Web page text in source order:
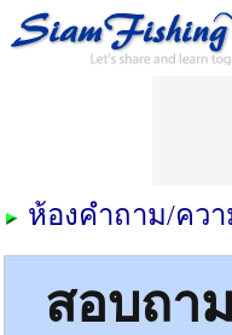
ห้องคำถาม/คว
สอบถา